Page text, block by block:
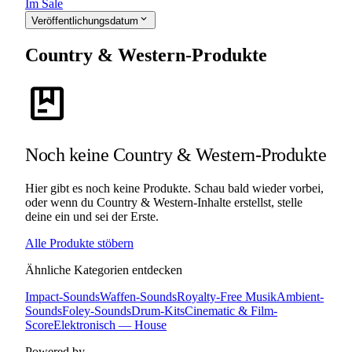
Im Sale
Veröffentlichungsdatum expand_more
Country & Western-Produkte
package
Noch keine Country & Western-Produkte
Hier gibt es noch keine Produkte. Schau bald wieder vorbei,
oder wenn du Country & Western-Inhalte erstellst, stelle
deine ein und sei der Erste.
Alle Produkte stöbern
Ähnliche Kategorien entdecken
Impact-SoundsWaffen-SoundsRoyalty-Free MusikAmbient-
SoundsFoley-SoundsDrum-KitsCinematic & Film-
ScoreElektronisch — House